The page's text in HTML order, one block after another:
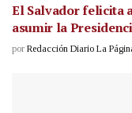
El Salvador felicita
asumir la
por Redacción Diario La